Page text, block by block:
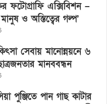
ফটোগ্রাফি এক্সিবিশন –
ও অস্তিত্বের গল্প’
সেবায় মানোন্নয়নে ৬
মানববন্ধন
পুঞ্জিতে পান গাছ কাটার